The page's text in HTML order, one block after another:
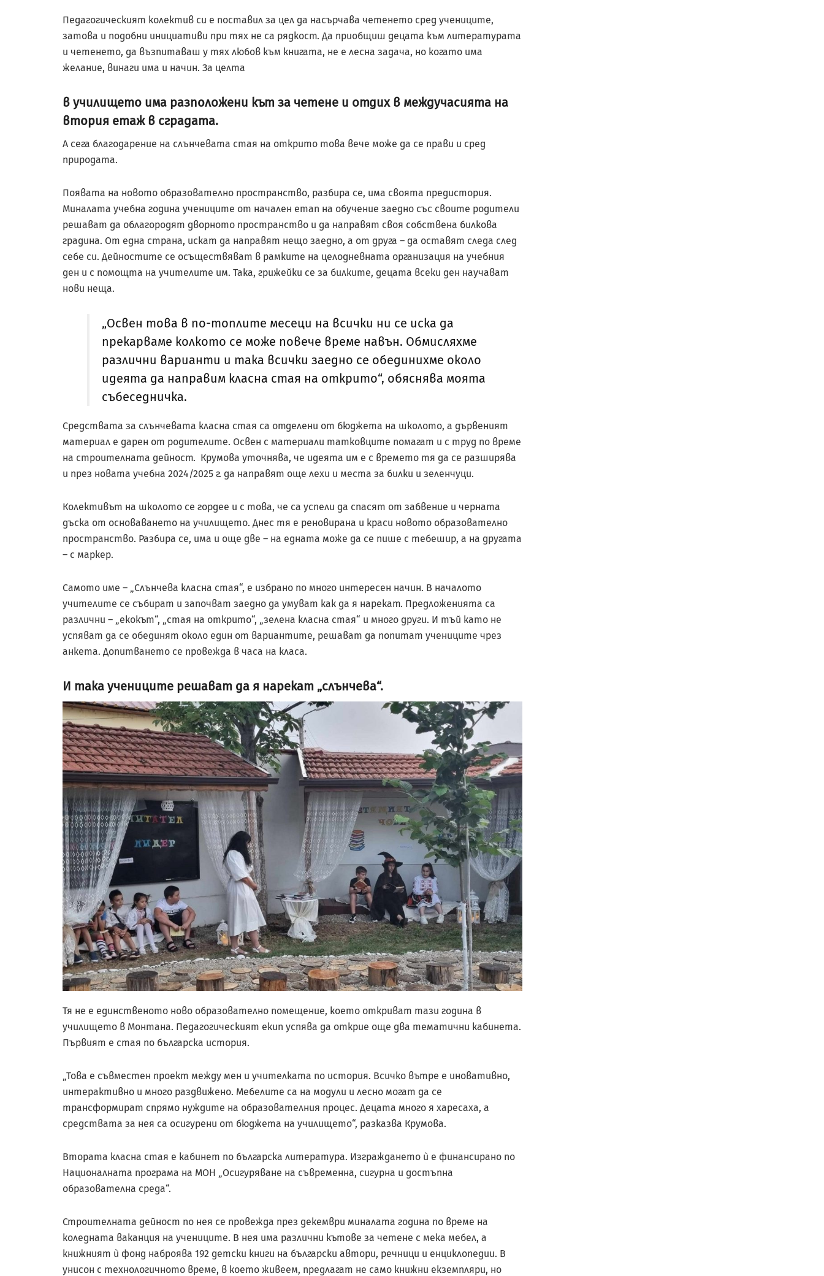
Педагогическият колектив си е поставил за цел да насърчава четенето сред учениците,
затова и подобни инициативи при тях не са рядкост. Да приобщиш децата към литературата
и четенето, да възпитаваш у тях любов към книгата, не е лесна задача, но когато има
желание, винаги има и начин. За целта
в училището има разположени кът за четене и отдих в междучасията на
втория етаж в сградата.
А сега благодарение на слънчевата стая на открито това вече може да се прави и сред
природата.
Появата на новото образователно пространство, разбира се, има своята предистория.
Миналата учебна година учениците от начален етап на обучение заедно със своите родители
решават да облагородят дворното пространство и да направят своя собствена билкова
градина. От една страна, искат да направят нещо заедно, а от друга – да оставят следа след
себе си. Дейностите се осъществяват в рамките на целодневната организация на учебния
ден и с помощта на учителите им. Така, грижейки се за билките, децата всеки ден научават
нови неща.
„Освен това в по-топлите месеци на всички ни се иска да
прекарваме колкото се може повече време навън. Обмисляхме
различни варианти и така всички заедно се обединихме около
идеята да направим класна стая на открито“, обяснява моята
събеседничка.
Средствата за слънчевата класна стая са отделени от бюджета на школото, а дървеният
материал е дарен от родителите. Освен с материали татковците помагат и с труд по време
на строителната дейност. Крумова уточнява, че идеята им е с времето тя да се разширява
и през новата учебна 2024/2025 г. да направят още лехи и места за билки и зеленчуци.
Колективът на школото се гордее и с това, че са успели да спасят от забвение и черната
дъска от основаването на училището. Днес тя е реновирана и краси новото образователно
пространство. Разбира се, има и още две – на едната може да се пише с тебешир, а на другата
– с маркер.
Самото име – „Слънчева класна стая“, е избрано по много интересен начин. В началото
учителите се събират и започват заедно да умуват как да я нарекат. Предложенията са
различни – „екокът“, „стая на открито“, „зелена класна стая“ и много други. И тъй като не
успяват да се обединят около един от вариантите, решават да попитат учениците чрез
анкета. Допитването се провежда в часа на класа.
И така учениците решават да я нарекат „слънчева“.
Тя не е единственото ново образователно помещение, което откриват тази година в
училището в Монтана. Педагогическият екип успява да открие още два тематични кабинета.
Първият е стая по българска история.
„Това е съвместен проект между мен и учителката по история. Всичко вътре е иновативно,
интерактивно и много раздвижено. Мебелите са на модули и лесно могат да се
трансформират спрямо нуждите на образователния процес. Децата много я харесаха, а
средствата за нея са осигурени от бюджета на училището“, разказва Крумова.
Втората класна стая е кабинет по българска литература. Изграждането ѝ е финансирано по
Националната програма на МОН „Осигуряване на съвременна, сигурна и достъпна
образователна среда“.
Строителната дейност по нея се провежда през декември миналата година по време на
коледната ваканция на учениците. В нея има различни кътове за четене с мека мебел, а
книжният ѝ фонд наброява 192 детски книги на български автори, речници и енциклопедии. В
унисон с технологичното време, в което живеем, предлагат не само книжни екземпляри, но